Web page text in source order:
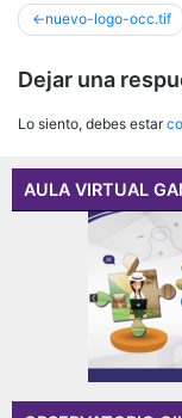
Navegación
entradas
nuevo-logo-occ.tif
Dejar una
Lo siento, debes estar
AULA VIRTUAL